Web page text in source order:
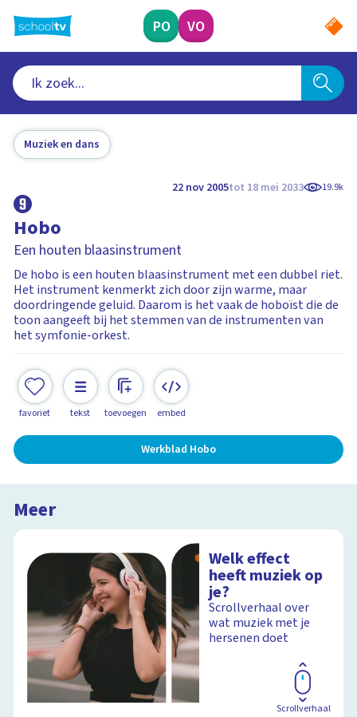
naar
hoofdinhoud
PO VO
Muziek en dans
22 nov 2005tot 18 mei 2033 19.9k
Hobo
Een houten blaasinstrument
De hobo is een houten blaasinstrument met een dubbel riet.
Het instrument kenmerkt zich door zijn warme, maar
doordringende geluid. Daarom is het vaak de hoboïst die de
toon aangeeft bij het stemmen van de instrumenten van
het symfonie-orkest.
favoriet tekst toevoegen embed
Werkblad Hobo
Meer
Welk effect
heeft muziek op
je?
Scrollverhaal over
wat muziek met je
hersenen doet
Scrollverhaal